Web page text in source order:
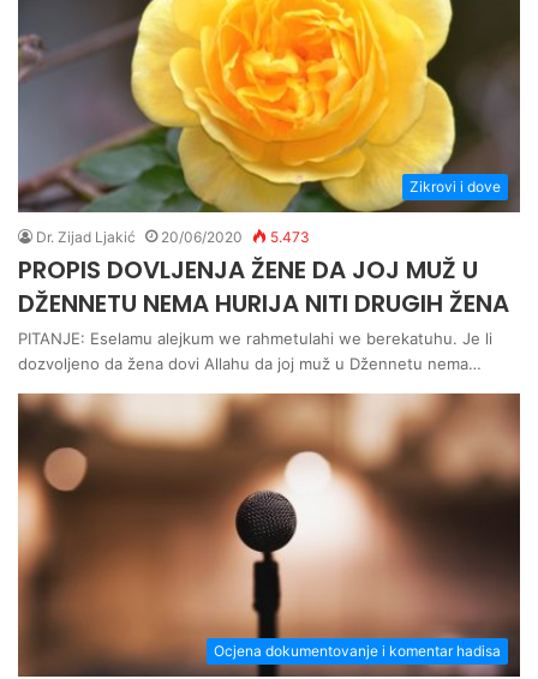
Zikrovi i dove
Dr. Zijad Ljakić 20/06/2020 5.473
PROPIS DOVLJENJA ŽENE DA JOJ MUŽ U
DŽENNETU NEMA HURIJA NITI DRUGIH ŽENA
PITANJE: Eselamu alejkum we rahmetulahi we berekatuhu. Je li
dozvoljeno da žena dovi Allahu da joj muž u Džennetu nema…
Ocjena dokumentovanje i komentar hadisa